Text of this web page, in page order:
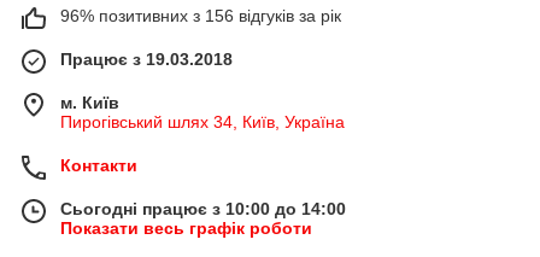
96% позитивних з 156 відгуків за рік
Працює з 19.03.2018
м. Київ
Пирогівський шлях 34, Київ, Україна
Контакти
Сьогодні працює з 10:00 до 14:00
Показати весь графік роботи